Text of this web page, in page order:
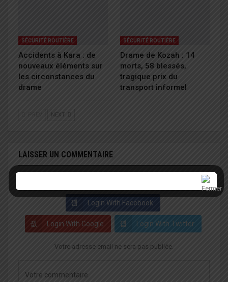
SÉCURITÉ ROUTIÈRE
Accidents à Kara : de
nouveaux éléments sur
les circonstances du
drame
SÉCURITÉ ROUTIÈRE
Drame de Kozah : 14
morts, 58 blessés,
tragique prix du
transport informel
NEXT
LAISSER UN COMMENTAIRE
Login With Facebook
Login With Google Login With Twitter
Votre adresse email ne sera pas publiée.